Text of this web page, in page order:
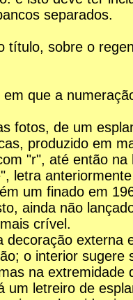
separados.
título, sobre o
que a
fotos, de um
produzido em
"r", até então na
letra
um finado em
ainda não
crível.
decoração externa
o interior sugere
na extremidade
um letreiro de